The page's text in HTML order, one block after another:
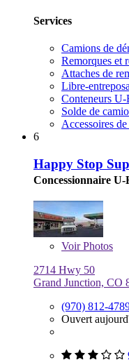
Services
Camions de
Remorques et
Attaches de
Libre-
Conteneurs
Solde de
Accessoires
6
Happy Stop
Concessionnaire
VoirPhotos
2714 Hwy 50
Grand Junction, CO
(970) 812-
Ouvert